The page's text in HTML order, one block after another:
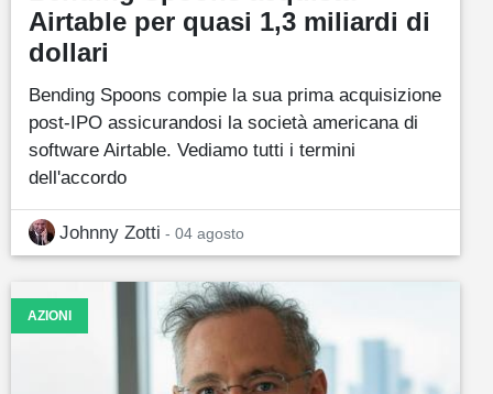
Airtable per quasi 1,3 miliardi di
dollari
Bending Spoons compie la sua prima acquisizione
post-IPO assicurandosi la società americana di
software Airtable. Vediamo tutti i termini
dell'accordo
Johnny Zotti - 04 agosto
AZIONI